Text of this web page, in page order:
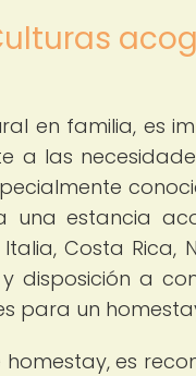
en familia, es
a las
una estancia
Costa Rica,
disposición a
para un
es